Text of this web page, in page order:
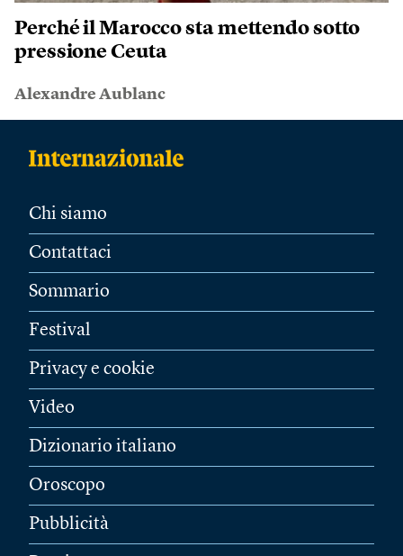
Perché il Marocco sta mettendo sotto
pressione Ceuta
Alexandre Aublanc
Chi siamo
Contattaci
Sommario
Festival
Privacy e cookie
Video
Dizionario italiano
Oroscopo
Pubblicità